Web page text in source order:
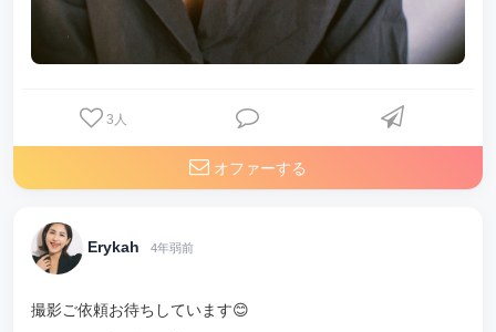
3 人
オファーする
Erykah 4年弱前
撮影ご依頼お待ちしています😊